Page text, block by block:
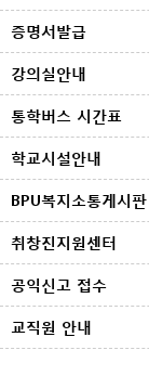
증명서발급
강의실안내
통학버스 시간표
학교시설안내
BPU복지소통게시판
취창진지원센터
공익신고 접수
교직원 안내